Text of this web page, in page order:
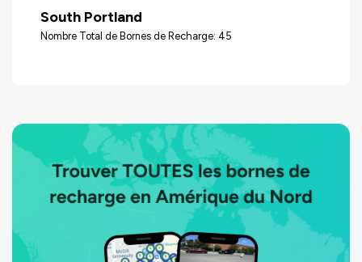
South Portland
Nombre Total de Bornes de Recharge: 45